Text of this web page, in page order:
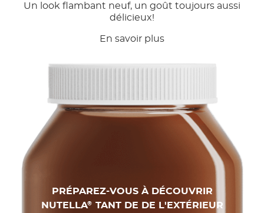
PRÉPAREZ-VOUS À DÉCOUVRIR
NUTELLA®
TANT DE DE L'EXTÉRIEUR
Un look flambant neuf, un goût toujours aussi
délicieux!
En savoir plus